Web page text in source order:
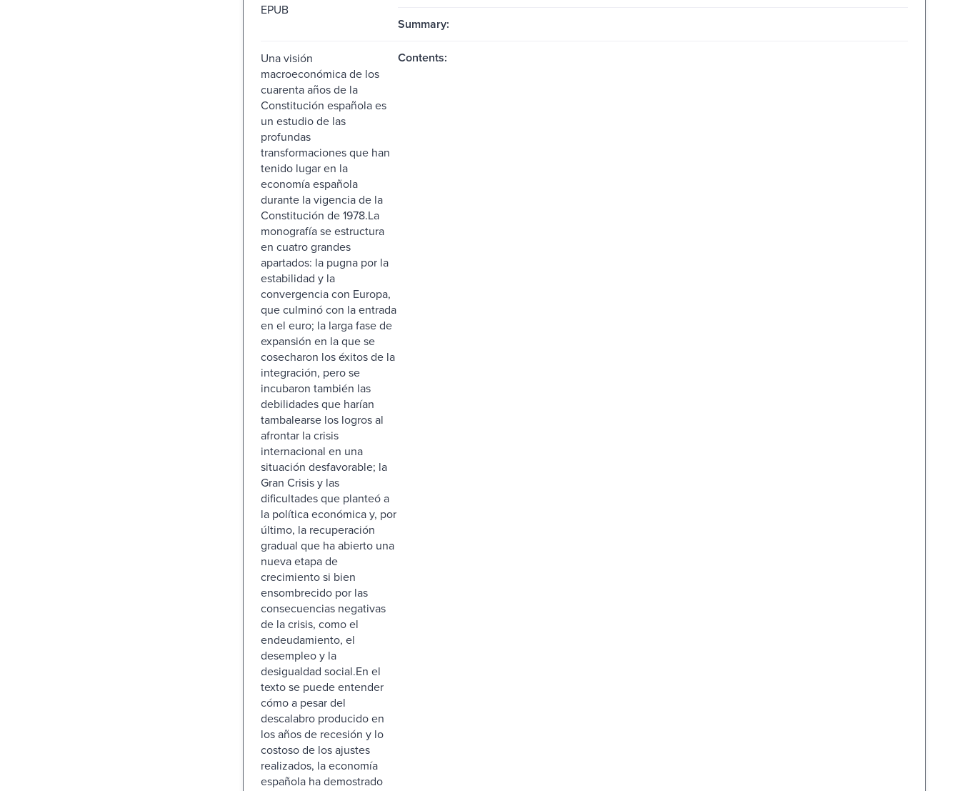
EPUB
Summary:
Una visión
macroeconómica de los
cuarenta años de la
Constitución española es
un estudio de las
profundas
transformaciones que han
tenido lugar en la
economía española
durante la vigencia de la
Constitución de 1978.La
monografía se estructura
en cuatro grandes
apartados: la pugna por la
estabilidad y la
convergencia con Europa,
que culminó con la entrada
en el euro; la larga fase de
expansión en la que se
cosecharon los éxitos de la
integración, pero se
incubaron también las
debilidades que harían
tambalearse los logros al
afrontar la crisis
internacional en una
situación desfavorable; la
Gran Crisis y las
dificultades que planteó a
la política económica y, por
último, la recuperación
gradual que ha abierto una
nueva etapa de
crecimiento si bien
ensombrecido por las
consecuencias negativas
de la crisis, como el
endeudamiento, el
desempleo y la
desigualdad social.En el
texto se puede entender
cómo a pesar del
descalabro producido en
los años de recesión y lo
costoso de los ajustes
realizados, la economía
española ha demostrado
Contents: